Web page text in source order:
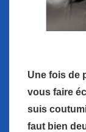
Une fois de
vous faire
suis
faut bien